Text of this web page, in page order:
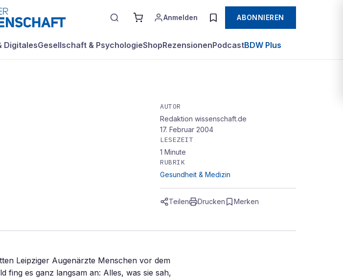
Anmelden ABONNIEREN
DigitalesGesellschaft & PsychologieShopRezensionenPodcastBDW Plus
AUTOR
Redaktion wissenschaft.de
17. Februar 2004
LESEZEIT
1 Minute
RUBRIK
Gesundheit & Medizin
Teilen Drucken Merken
Leipziger Augenärzte Menschen vor dem
fing es ganz langsam an: Alles, was sie sah,